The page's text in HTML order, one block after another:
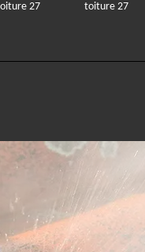
27
toiture 27